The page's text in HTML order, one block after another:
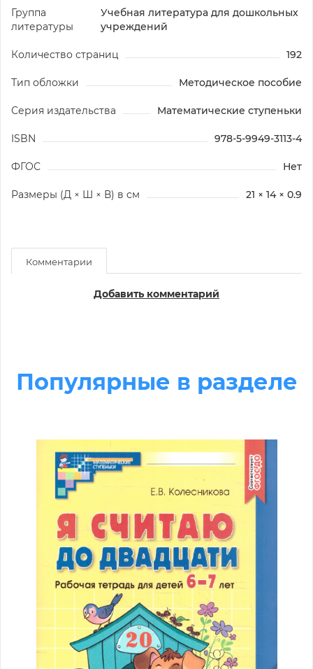
Группа
литературы
Учебная литература для дошкольных
учреждений
Количество страниц 192
Тип обложки Методическое пособие
Серия издательства Математические ступеньки
ISBN 978-5-9949-3113-4
ФГОС Нет
Размеры (Д × Ш × В) в см 21 × 14 × 0.9
Комментарии
Добавить комментарий
Популярные в разделе